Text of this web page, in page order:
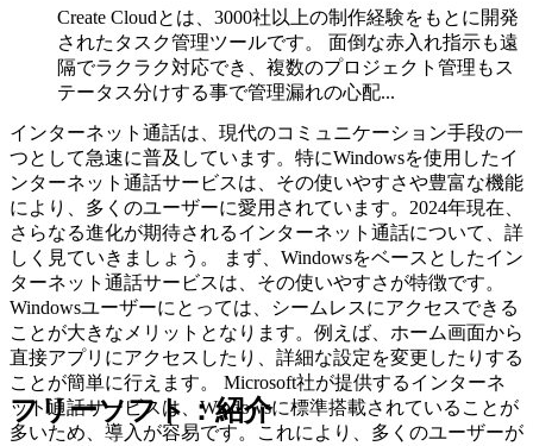
インターネット通話は、現代のコミュニケーション手段の一
つとして急速に普及しています。特にWindowsを使用したイ
ンターネット通話サービスは、その使いやすさや豊富な機能
により、多くのユーザーに愛用されています。2024年現在、
さらなる進化が期待されるインターネット通話について、詳
しく見ていきましょう。 まず、Windowsをベースとしたイン
ターネット通話サービスは、その使いやすさが特徴です。
Windowsユーザーにとっては、シームレスにアクセスできる
ことが大きなメリットとなります。例えば、ホーム画面から
直接アプリにアクセスしたり、詳細な設定を変更したりする
ことが簡単に行えます。 Microsoft社が提供するインターネ
ット通話サービスは、Windowsに標準搭載されていることが
多いため、導入が容易です。これにより、多くのユーザーが
Create Cloudとは、3000社以上の制作経験をもとに開発
されたタスク管理ツールです。 面倒な赤入れ指示も遠
隔でラクラク対応でき、複数のプロジェクト管理もス
テータス分けする事で管理漏れの心配...
フリーソフト：紹介